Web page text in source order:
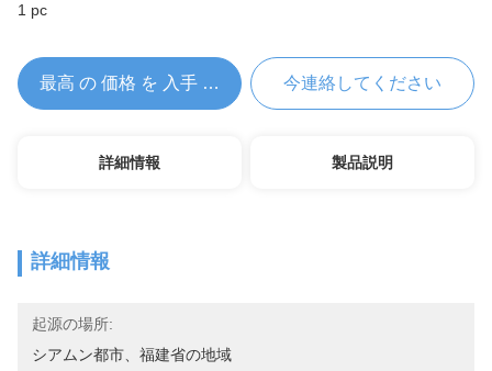
1 pc
最高 の 価格 を 入手 する 今連絡してください
詳細情報 製品説明
詳細情報
起源の場所:
シアムン都市、福建省の地域